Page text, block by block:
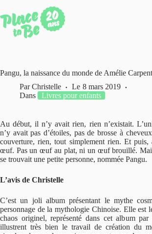
au
contenu
Pangu, la naissance du monde de Amélie
Par Christelle Le 8 mars 2019
Dans
Livres pour enfants
Au début, il n’y avait rien, rien n’existait.
n’y avait pas d’étoiles, pas de brosse à
couverture, rien, tout simplement rien. Et
œuf. Pas un œuf au plat, ni un œuf brouillé.
se trouvait une petite personne, nommée Pangu.
L’avis de Christelle
C’est un joli album présentant le mythe
personnage de la mythologie Chinoise. Elle est
chaos originel, représenté dans cet album
illustrent très bien le travail de création du